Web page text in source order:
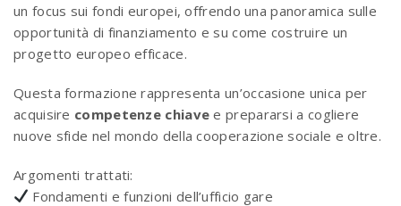
un focus sui fondi europei, offrendo una panoramica sulle
opportunità di finanziamento e su come costruire un
progetto europeo efficace.
Questa formazione rappresenta un’occasione unica per
acquisire competenze chiave e prepararsi a cogliere
nuove sfide nel mondo della cooperazione sociale e oltre.
Argomenti trattati:
Fondamenti e funzioni dell’ufficio gare